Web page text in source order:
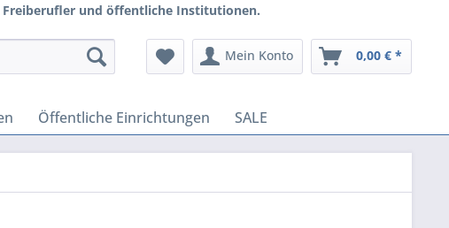
Freiberufler und öffentliche Institutionen.
Mein Konto 0,00 € *
Öffentliche Einrichtungen SALE